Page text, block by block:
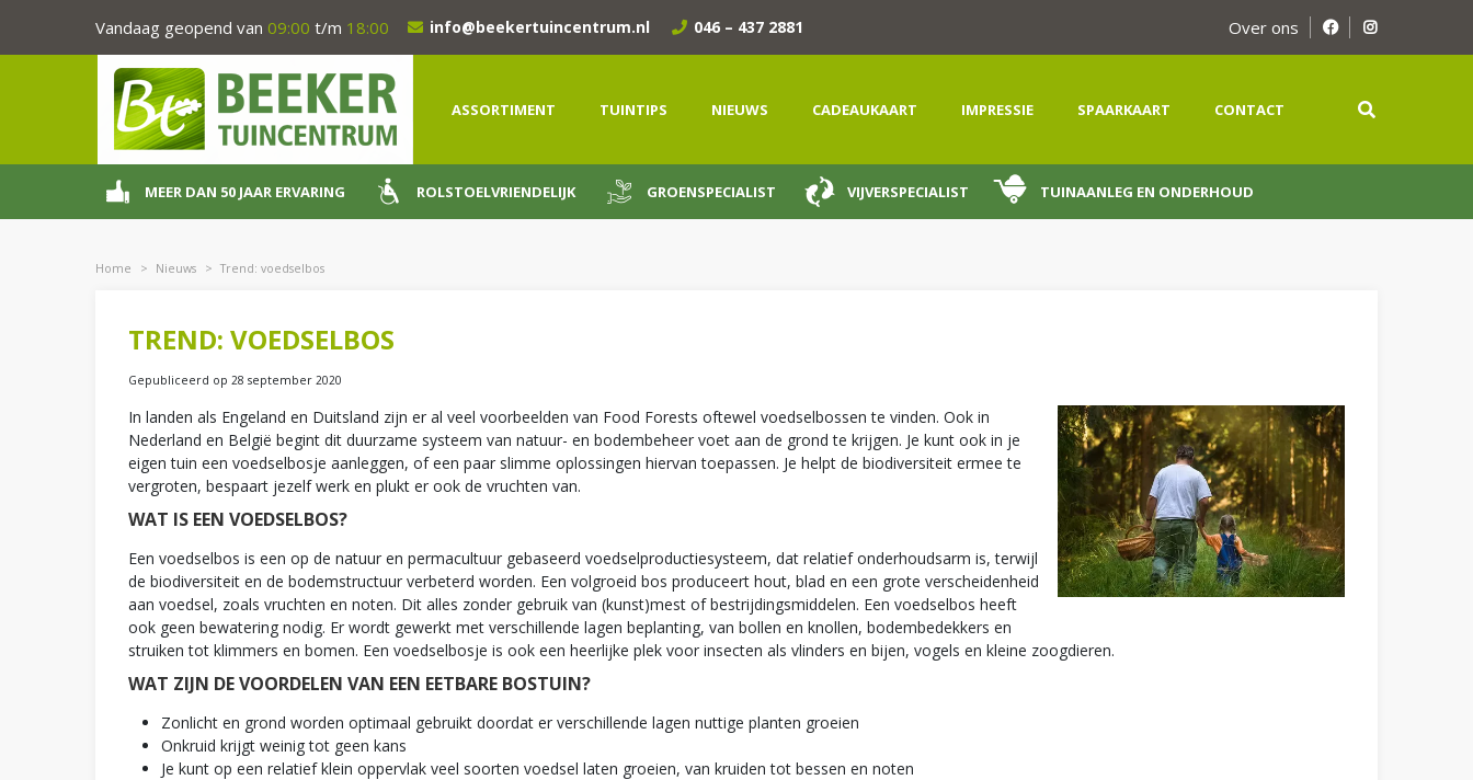
content
Home > Nieuws > Trend: voedselbos
Vandaag geopend van 09:00 t/m 18:00 info@beekertuincentrum.nl 046 – 437 2881 Over ons
ASSORTIMENT TUINTIPS NIEUWS CADEAUKAART IMPRESSIE SPAARKAART CONTACT
MEER DAN 50 JAAR ERVARING ROLSTOELVRIENDELIJK GROENSPECIALIST VIJVERSPECIALIST TUINAANLEG EN ONDERHOUD
TREND: VOEDSELBOS
Gepubliceerd op 28 september 2020
In landen als Engeland en Duitsland zijn er al veel voorbeelden van Food Forests oftewel voedselbossen te vinden. Ook in
Nederland en België begint dit duurzame systeem van natuur- en bodembeheer voet aan de grond te krijgen. Je kunt ook in je
eigen tuin een voedselbosje aanleggen, of een paar slimme oplossingen hiervan toepassen. Je helpt de biodiversiteit ermee te
vergroten, bespaart jezelf werk en plukt er ook de vruchten van.
WAT IS EEN VOEDSELBOS?
Een voedselbos is een op de natuur en permacultuur gebaseerd voedselproductiesysteem, dat relatief onderhoudsarm is, terwijl
de biodiversiteit en de bodemstructuur verbeterd worden. Een volgroeid bos produceert hout, blad en een grote verscheidenheid
aan voedsel, zoals vruchten en noten. Dit alles zonder gebruik van (kunst)mest of bestrijdingsmiddelen. Een voedselbos heeft
ook geen bewatering nodig. Er wordt gewerkt met verschillende lagen beplanting, van bollen en knollen, bodembedekkers en
struiken tot klimmers en bomen. Een voedselbosje is ook een heerlijke plek voor insecten als vlinders en bijen, vogels en kleine zoogdieren.
WAT ZIJN DE VOORDELEN VAN EEN EETBARE BOSTUIN?
Zonlicht en grond worden optimaal gebruikt doordat er verschillende lagen nuttige planten groeien
Onkruid krijgt weinig tot geen kans
Je kunt op een relatief klein oppervlak veel soorten voedsel laten groeien, van kruiden tot bessen en noten